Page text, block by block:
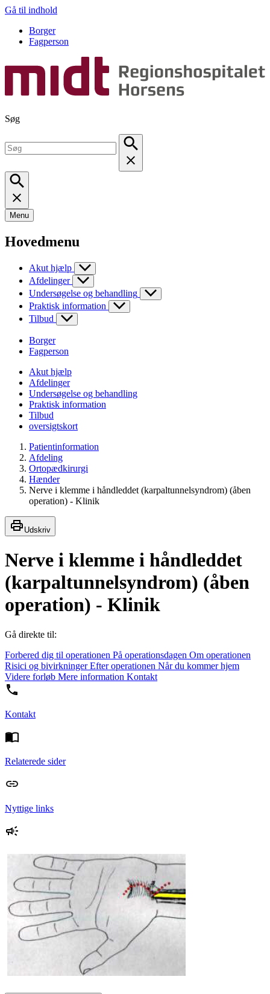
Gå til indhold
Borger
Fagperson
Søg
Menu
Hovedmenu
Akut hjælp
Afdelinger
Undersøgelse og behandling
Praktisk information
Tilbud
Borger
Fagperson
Akut hjælp
Afdelinger
Undersøgelse og behandling
Praktisk information
Tilbud
oversigtskort
Patientinformation
Afdeling
Ortopædkirurgi
Hænder
Nerve i klemme i håndleddet (karpaltunnelsyndrom) (åben
operation) - Klinik
Udskriv
Nerve i klemme i håndleddet
(karpaltunnelsyndrom) (åben
operation) - Klinik
Gå direkte til:
Forbered dig til operationen På operationsdagen Om operationen
Risici og bivirkningerEfter operationen Når du kommer hjem
Videre forløb Mere information Kontakt
Kontakt
Relaterede sider
Nyttige links